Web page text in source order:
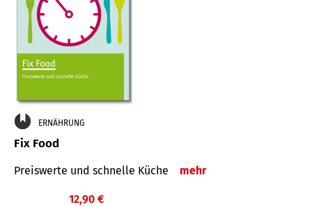
ERNÄHRUNG
Fix Food
Preiswerte und schnelle Küche mehr
12,90 €